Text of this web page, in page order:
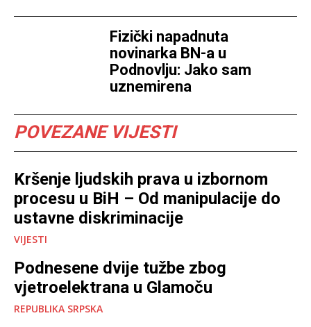
Fizički napadnuta
novinarka BN-a u
Podnovlju: Jako sam
uznemirena
POVEZANE VIJESTI
Kršenje ljudskih prava u izbornom
procesu u BiH – Od manipulacije do
ustavne diskriminacije
VIJESTI
Podnesene dvije tužbe zbog
vjetroelektrana u Glamoču
REPUBLIKA SRPSKA